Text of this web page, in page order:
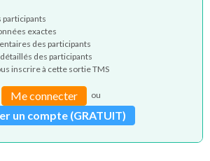
participants
exactes
des participants
des participants
inscrire à cette sortie TMS
Me connecter ou
un compte (GRATUIT)